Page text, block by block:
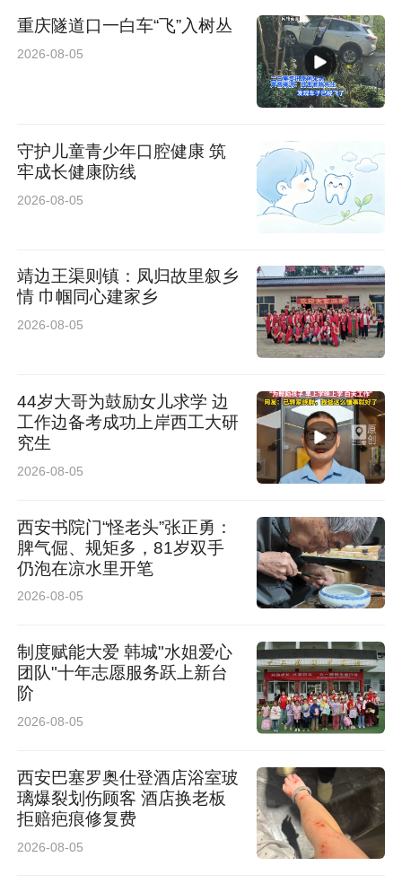
邀各界嘉宾有序签到入场，携手开启本次沉浸式
的的古都银河品鉴之旅。自由品鉴环节中，来宾
近距离观摩体验吉利银河 A7 EV 专享版先锋外观
与细节质感收获现场一致认可，嘉宾驻足交流探
讨，深度品鉴车型越级产品魅力。
重庆隧道口一白车“飞”入树丛
2026-08-05
守护儿童青少年口腔健康 筑
牢成长健康防线
2026-08-05
靖边王渠则镇：凤归故里叙乡
情 巾帼同心建家乡
2026-08-05
44岁大哥为鼓励女儿求学 边
工作边备考成功上岸西工大研
究生
2026-08-05
西安书院门“怪老头”张正勇：
脾气倔、规矩多，81岁双手
仍泡在凉水里开笔
2026-08-05
制度赋能大爱 韩城"水姐爱心
团队"十年志愿服务跃上新台
阶
2026-08-05
西安巴塞罗奥仕登酒店浴室玻
璃爆裂划伤顾客 酒店换老板
拒赔疤痕修复费
2026-08-05